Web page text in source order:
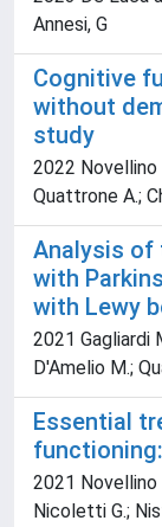
Annesi, G
Cognitive
without
study
2022 Novellino
Quattrone A.;
Analysis of
with
with Lewy
2021 Gagliardi
D'Amelio M.;
Essential
2021 Novellino
Nicoletti G.;